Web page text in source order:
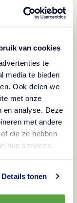
van cookies
te
media te bieden
Ook delen we
met onze
en analyse. Deze
met andere
die ze hebben
hun services.
Details tonen
na
warzyw i
owoców i jaj).
o rozdzielność
się osobne
do
a w
Należy mieć
do krzyżowania